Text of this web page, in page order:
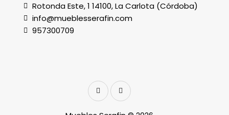
Rotonda Este, 1 14100, La Carlota (Córdoba)
info@mueblesserafin.com
957300709